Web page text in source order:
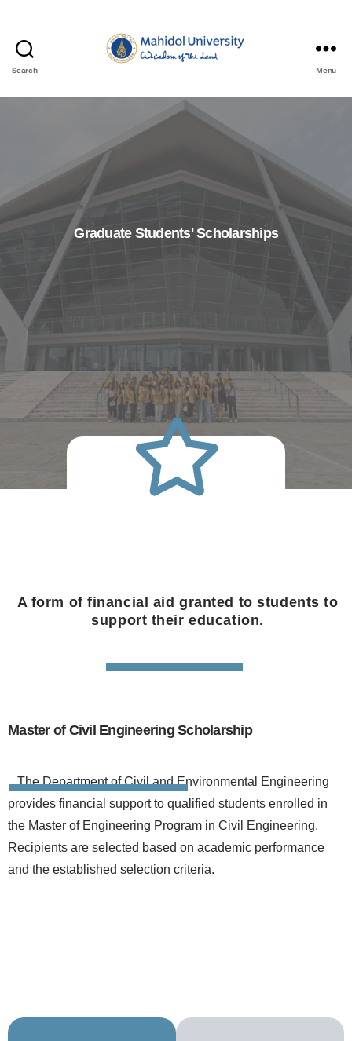
Search Menu
Graduate Students' Scholarships
A form of financial aid granted to students to
support their education.
Master of Civil Engineering Scholarship
The Department of Civil and Environmental Engineering
provides financial support to qualified students enrolled in
the Master of Engineering Program in Civil Engineering.
Recipients are selected based on academic performance
and the established selection criteria.